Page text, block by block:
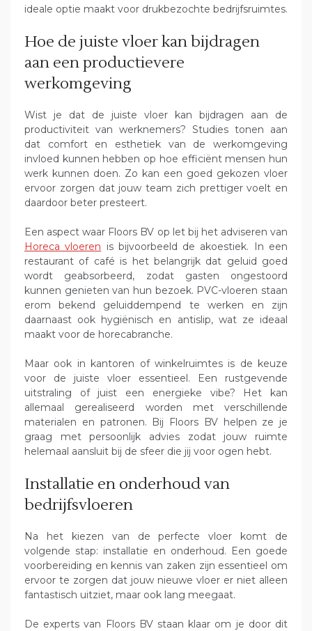
ideale optie maakt voor drukbezochte bedrijfsruimtes.
Hoe de juiste vloer kan bijdragen
aan een productievere
werkomgeving
Wist je dat de juiste vloer kan bijdragen aan de
productiviteit van werknemers? Studies tonen aan
dat comfort en esthetiek van de werkomgeving
invloed kunnen hebben op hoe efficiënt mensen hun
werk kunnen doen. Zo kan een goed gekozen vloer
ervoor zorgen dat jouw team zich prettiger voelt en
daardoor beter presteert.
Een aspect waar Floors BV op let bij het adviseren van
Horeca vloeren is bijvoorbeeld de akoestiek. In een
restaurant of café is het belangrijk dat geluid goed
wordt geabsorbeerd, zodat gasten ongestoord
kunnen genieten van hun bezoek. PVC-vloeren staan
erom bekend geluiddempend te werken en zijn
daarnaast ook hygiënisch en antislip, wat ze ideaal
maakt voor de horecabranche.
Maar ook in kantoren of winkelruimtes is de keuze
voor de juiste vloer essentieel. Een rustgevende
uitstraling of juist een energieke vibe? Het kan
allemaal gerealiseerd worden met verschillende
materialen en patronen. Bij Floors BV helpen ze je
graag met persoonlijk advies zodat jouw ruimte
helemaal aansluit bij de sfeer die jij voor ogen hebt.
Installatie en onderhoud van
bedrijfsvloeren
Na het kiezen van de perfecte vloer komt de
volgende stap: installatie en onderhoud. Een goede
voorbereiding en kennis van zaken zijn essentieel om
ervoor te zorgen dat jouw nieuwe vloer er niet alleen
fantastisch uitziet, maar ook lang meegaat.
De experts van Floors BV staan klaar om je door dit